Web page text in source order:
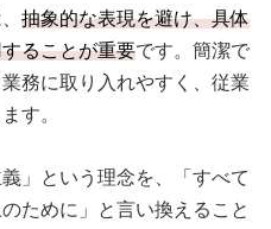
抽象的な表現を避け、具体
ることが重要です。簡潔で
務に取り入れやすく、従業
す。
」という理念を、「すべて
ために」と言い換えること